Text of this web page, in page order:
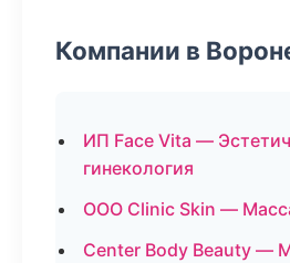
Компании в
ИП Face Vita —
гинекология
ООО Clinic Skin —
Center Body Beauty —